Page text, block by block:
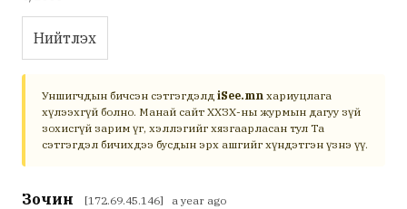
Нийтлэх
Уншигчдын бичсэн сэтгэгдэлд iSee.mn хариуцлага
хүлээхгүй болно. Манай сайт ХХЗХ-ны журмын дагуу зүй
зохисгүй зарим үг, хэллэгийг хязгаарласан тул Та
сэтгэгдэл бичихдээ бусдын эрх ашгийг хүндэтгэн үзнэ үү.
Зочин [172.69.45.146] a year ago